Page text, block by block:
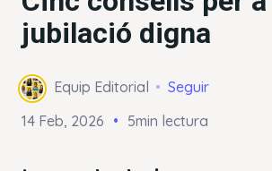
jubilació digna
Equip Editorial
Seguir
14 Feb, 2026
5min lectura